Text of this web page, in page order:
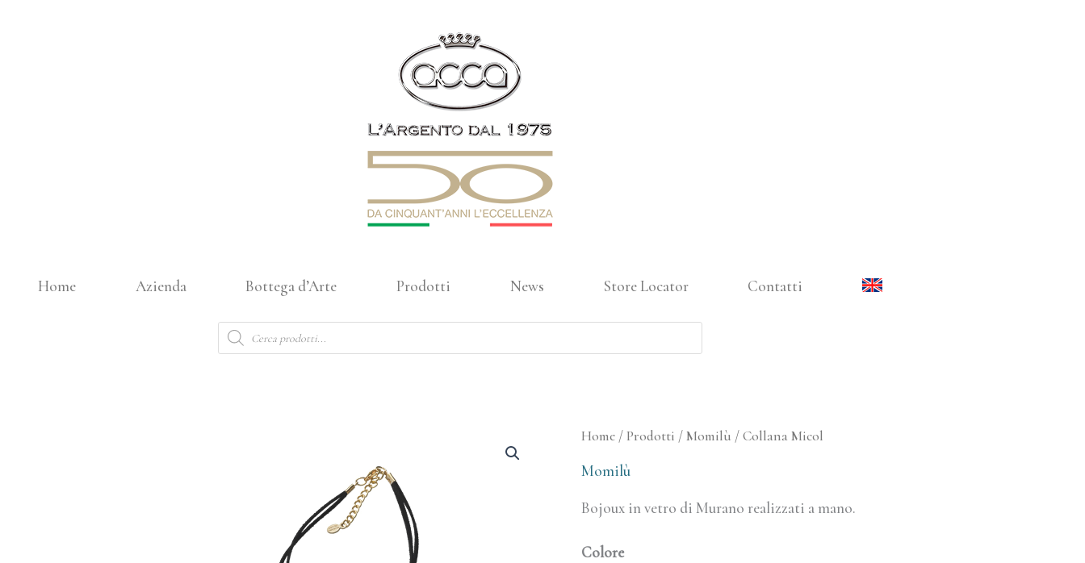
Home Azienda Bottega d’Arte Prodotti News Store Locator Contatti
Products
search
Home /Prodotti /Momilù / Collana Micol
Momilù
Bojoux in vetro di Murano realizzati a mano.
Colore
Collana
Micol